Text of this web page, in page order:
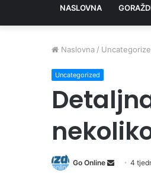
NASLOVNA
Naslovna /
Uncategorized
Go Online
Send4